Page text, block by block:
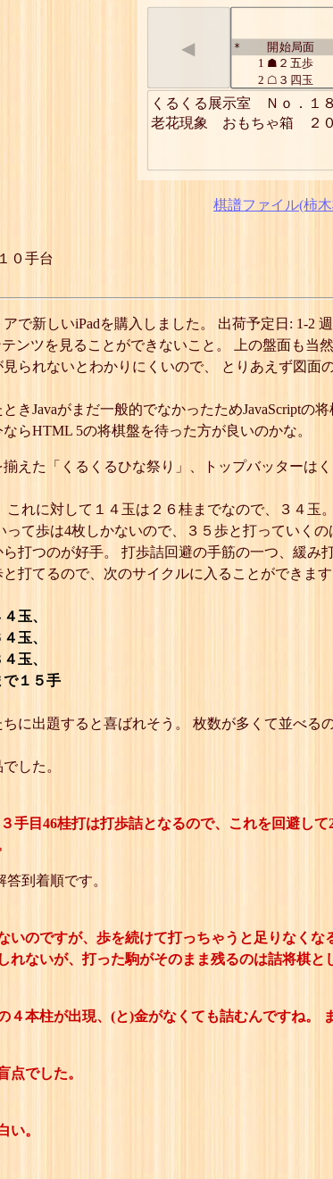
◀ * 開始局面
1 ☗２五歩
2 ☖３四玉
☗２六桂
☖４四玉
5 ☗４五歩
8☖６四玉
☗６五歩
10☖７四玉
15☗８六桂
くるくる展示室　Ｎｏ．１
老花現象　おもちゃ箱　２
棋譜ファイル(柿木
０手台
で新しいiPadを購入しました。 出荷予定日: 1-2
テンツを見ることができないこと。 上の盤面も
られないとわかりにくいので、 とりあえず図面
ときJavaがまだ一般的でなかったためJavaScriptの
らHTML 5の将棋盤を待った方が良いのかな。
えた「くるくるひな祭り」、トップバッターは
れに対して１４玉は２６桂までなので、３４玉。
て歩は4枚しかないので、３５歩と打っていくの
打つのが好手。 打歩詰回避の手筋の一つ、緩み打
打てるので、次のサイクルに入ることができま
玉、
玉、
玉、
１５手
に出題すると喜ばれそう。 枚数が多くて並べる
した。
手目46桂打は打歩詰となるので、これを回避し
到着順です。
いのですが、歩を続けて打っちゃうと足りなくな
れないが、打った駒がそのまま残るのは詰将棋と
４本柱が出現、(と)金がなくても詰むんですね。
点でした。
い。